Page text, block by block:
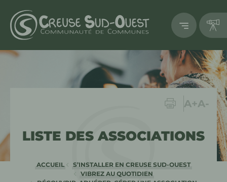
Imprimer
A+A-
LISTE DES ASSOCIATIONS
ACCUEIL
S’INSTALLER EN CREUSE SUD-OUEST
VIBREZ AU QUOTIDIEN